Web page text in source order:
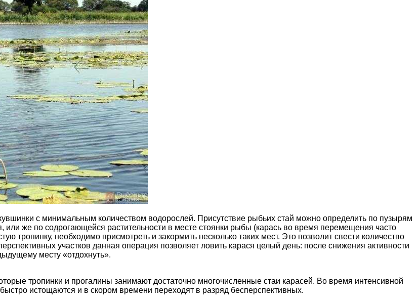
с минимальным количеством водорослей. Присутствие рыбьих стай можно определить по пузырям
или же по содрогающейся растительности в месте стоянки рыбы (карась во время перемещения часто
тропинку, необходимо присмотреть и закормить несколько таких мест. Это позволит свести количество
участков данная операция позволяет ловить карася целый день: после снижения активности
месту «отдохнуть».
тропинки и прогалины занимают достаточно многочисленные стаи карасей. Во время интенсивной
истощаются и в скором времени переходят в разряд бесперспективных.